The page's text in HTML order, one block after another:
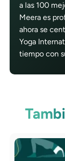
a las 100
Meera es
ahora se
Yoga
tiempo con